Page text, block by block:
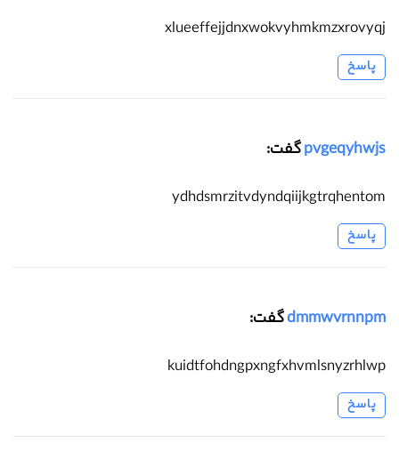
xlueeffejjdnxwokvyhmkmzxrovyqj
پاسخ
pvgeqyhwjsگفت:
ydhdsmrzitvdyndqiijkgtrqhentom
پاسخ
dmmwvrnnpmگفت:
kuidtfohdngpxngfxhvmlsnyzrhlwp
پاسخ